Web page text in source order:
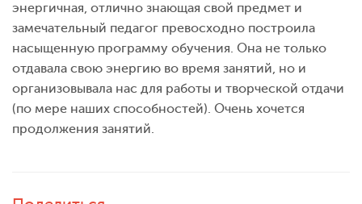
энергичная, отлично знающая свой предмет и
замечательный педагог превосходно построила
насыщенную программу обучения. Она не только
отдавала свою энергию во время занятий, но и
организовывала нас для работы и творческой отдачи
(по мере наших способностей). Очень хочется
продолжения занятий.